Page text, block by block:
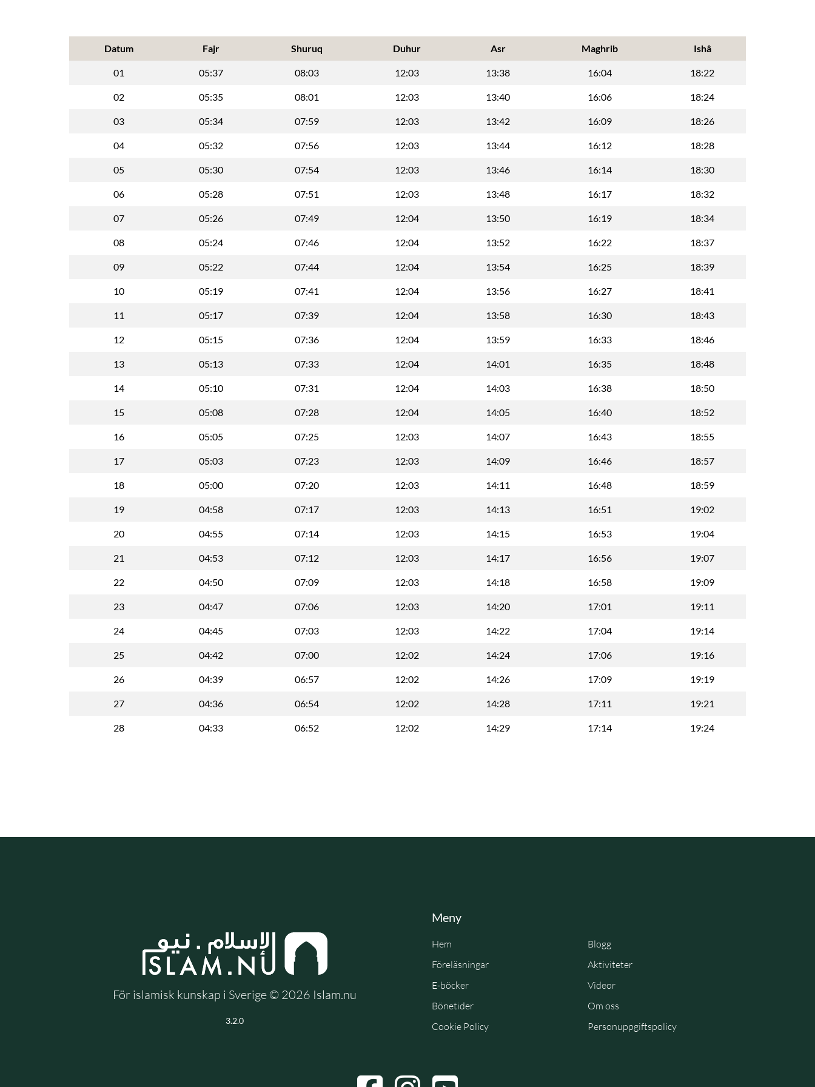
Datum Fajr Shuruq Duhur Asr Maghrib Ishâ
01 05:37 08:03 12:03 13:38 16:04 18:22
02 05:35 08:01 12:03 13:40 16:06 18:24
03 05:34 07:59 12:03 13:42 16:09 18:26
04 05:32 07:56 12:03 13:44 16:12 18:28
05 05:30 07:54 12:03 13:46 16:14 18:30
06 05:28 07:51 12:03 13:48 16:17 18:32
07 05:26 07:49 12:04 13:50 16:19 18:34
08 05:24 07:46 12:04 13:52 16:22 18:37
09 05:22 07:44 12:04 13:54 16:25 18:39
10 05:19 07:41 12:04 13:56 16:27 18:41
11 05:17 07:39 12:04 13:58 16:30 18:43
12 05:15 07:36 12:04 13:59 16:33 18:46
13 05:13 07:33 12:04 14:01 16:35 18:48
14 05:10 07:31 12:04 14:03 16:38 18:50
15 05:08 07:28 12:04 14:05 16:40 18:52
16 05:05 07:25 12:03 14:07 16:43 18:55
17 05:03 07:23 12:03 14:09 16:46 18:57
18 05:00 07:20 12:03 14:11 16:48 18:59
19 04:58 07:17 12:03 14:13 16:51 19:02
20 04:55 07:14 12:03 14:15 16:53 19:04
21 04:53 07:12 12:03 14:17 16:56 19:07
22 04:50 07:09 12:03 14:18 16:58 19:09
23 04:47 07:06 12:03 14:20 17:01 19:11
24 04:45 07:03 12:03 14:22 17:04 19:14
25 04:42 07:00 12:02 14:24 17:06 19:16
26 04:39 06:57 12:02 14:26 17:09 19:19
27 04:36 06:54 12:02 14:28 17:11 19:21
28 04:33 06:52 12:02 14:29 17:14 19:24
För islamisk kunskap i Sverige © 2026 Islam.nu
3.2.0
Meny
Hem
Blogg
Föreläsningar
Aktiviteter
E-böcker
Videor
Bönetider
Om oss
Cookie Policy
Personuppgiftspolicy